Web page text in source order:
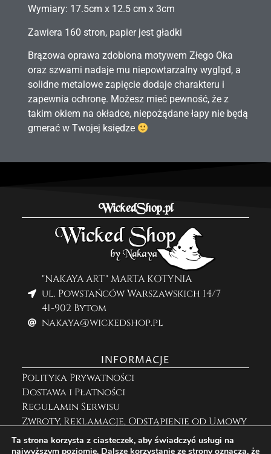
Wymiary: 17.5cm x 12.5 cm x 3cm
Zawiera 160 stron, papier jest gładki
Brązowa oprawa zdobiona motywem Złego Oka
oraz szwami nadaje mu niepowtarzalny wygląd, a
solidne metalowe zapięcie dodaje charakteru i
zapewnia ochronę. Możesz mieć pewność, że z
takim okiem na okładce, niepożądane łapy nie będą
gmerać w Twojej księdze
WickedShop.pl
"NAKAYA ART" MARTA KOTYNIA
ul. Powstańców Warszawskich 14/7
41-902 Bytom
nakaya@wickedshop.pl
INFORMACJE
Polityka Prywatności
Dostawa i Płatności
Regulamin Serwisu
Zwroty, Reklamacje, Odstąpienie od Umowy
Ta strona korzysta z ciasteczek, aby świadczyć usługi na
najwyższym poziomie. Dalsze korzystanie ze strony oznacza, że